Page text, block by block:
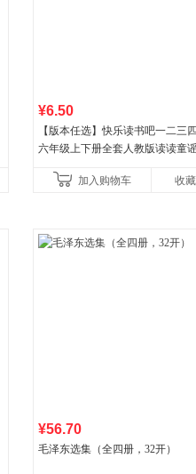
¥6.50
【版本任选】快乐读书吧一二三
六年级上下册全套人教版读读童
古代寓言安徒生童话学生阅
加入购物车 收藏
¥56.70
毛泽东选集（全四册，32开）